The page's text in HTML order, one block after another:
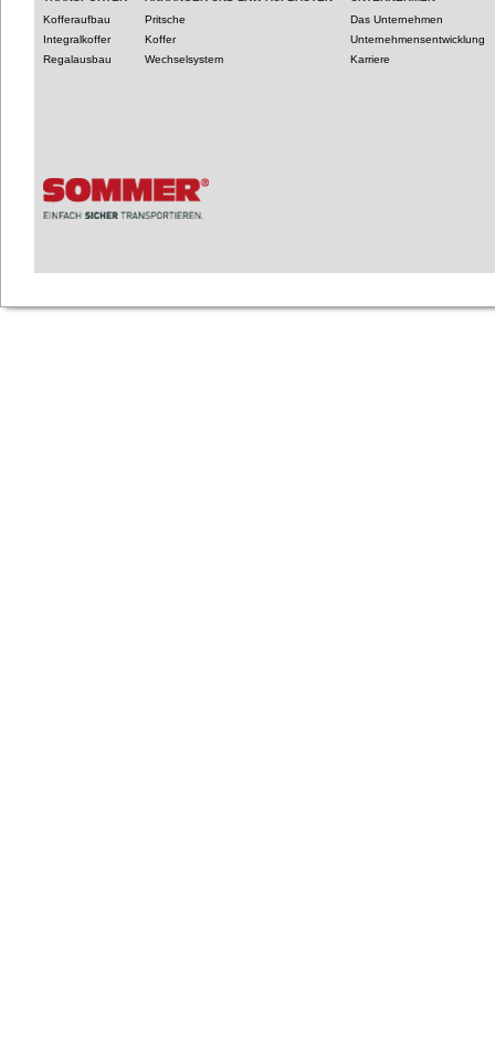
Kofferaufbau
Integralkoffer
Regalausbau
Pritsche
Koffer
Wechselsystem
Das Unternehmen
Unternehmensentwicklung
Karriere